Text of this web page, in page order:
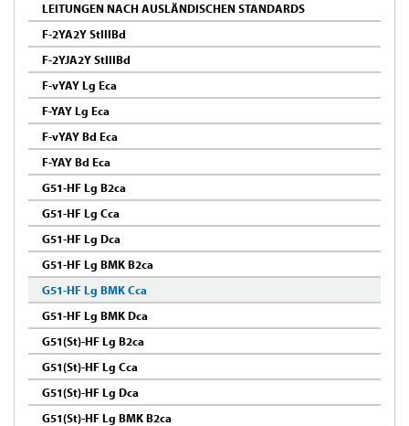
LEITUNGEN NACH AUSLÄNDISCHEN STANDARDS
F-2YA2Y StIIIBd
F-2YJA2Y StIIIBd
F-vYAY Lg Eca
F-YAY Lg Eca
F-vYAY Bd Eca
F-YAY Bd Eca
G51-HF Lg B2ca
G51-HF Lg Cca
G51-HF Lg Dca
G51-HF Lg BMK B2ca
G51-HF Lg BMK Cca
G51-HF Lg BMK Dca
G51(St)-HF Lg B2ca
G51(St)-HF Lg Cca
G51(St)-HF Lg Dca
G51(St)-HF Lg BMK B2ca